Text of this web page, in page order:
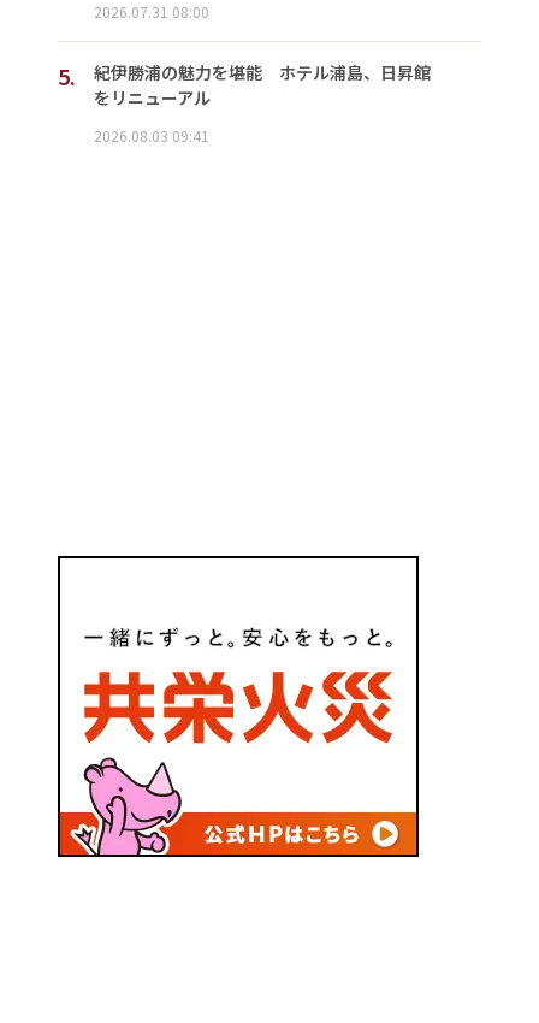
2026.07.31 08:00
5.
紀伊勝浦の魅力を堪能 ホテル浦島、日昇館
をリニューアル
2026.08.03 09:41